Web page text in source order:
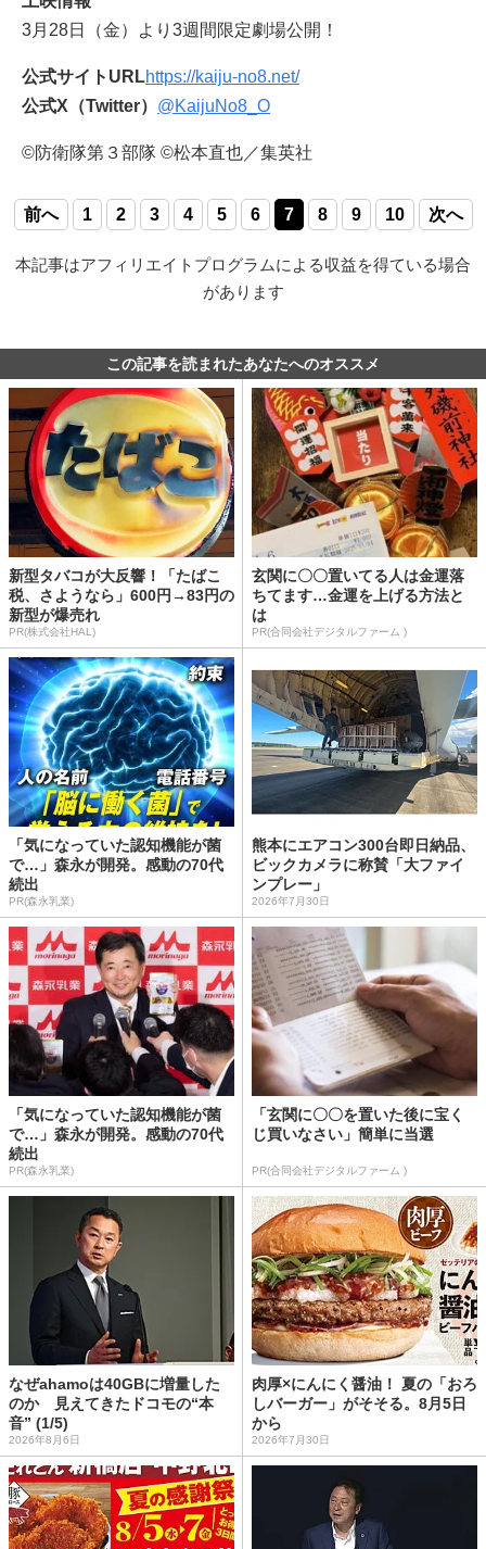
3月28日（金）より3週間限定劇場公開！
公式サイトURLhttps://kaiju-no8.net/
公式X（Twitter） @KaijuNo8_O
©防衛隊第３部隊 ©松本直也／集英社
前へ 1 2 3 4 5 6 7 8 9 10 次へ
本記事はアフィリエイトプログラムによる収益を得ている場合
があります
この記事を読まれたあなたへのオススメ
新型タバコが大反響！「たばこ
税、さようなら」600円→83円の
新型が爆売れ
PR(株式会社HAL)
玄関に〇〇置いてる人は金運落
ちてます…金運を上げる方法と
は
PR(合同会社デジタルファーム )
「気になっていた認知機能が菌
で…」森永が開発。感動の70代
続出
PR(森永乳業)
熊本にエアコン300台即日納品、
ビックカメラに称賛「大ファイ
ンプレー」
2026年7月30日
「気になっていた認知機能が菌
で…」森永が開発。感動の70代
続出
PR(森永乳業)
「玄関に〇〇を置いた後に宝く
じ買いなさい」簡単に当選
PR(合同会社デジタルファーム )
なぜahamoは40GBに増量した
のか 見えてきたドコモの“本
音” (1/5)
2026年8月6日
肉厚×にんにく醤油！ 夏の「おろ
しバーガー」がそそる。8月5日
から
2026年7月30日